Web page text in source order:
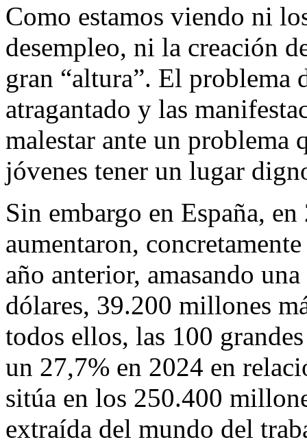
Como estamos viendo ni
desempleo, ni la creación
gran “altura”. El problema
atragantado y las
malestar ante un problema
jóvenes tener un lugar
Sin embargo en España,
aumentaron,
año anterior, amasando
dólares, 39.200 millones
todos ellos, las 100
un 27,7% en 2024 en
sitúa en los 250.400
extraída del mundo del